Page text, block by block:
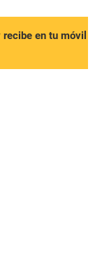
en tu móvil